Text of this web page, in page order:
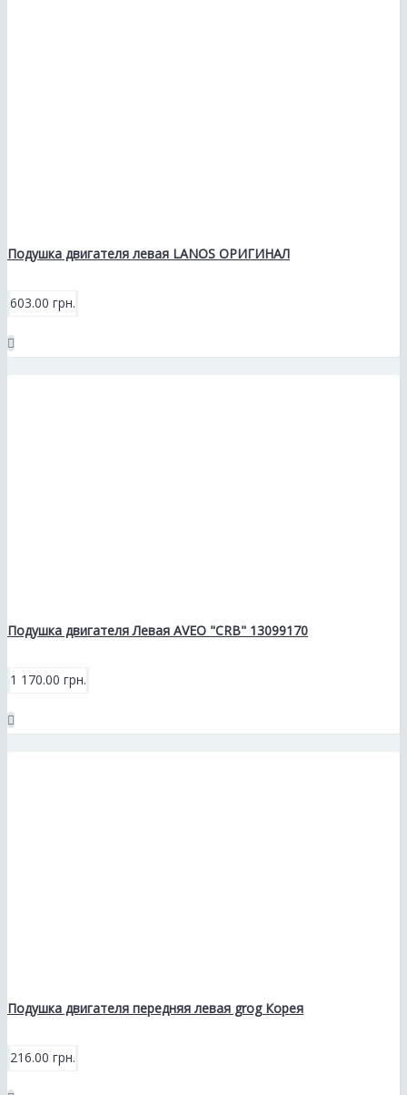
Подушка двигателя левая LANOS ОРИГИНАЛ
603.00 грн.
Подушка двигателя Левая AVEO "CRB" 13099170
1 170.00 грн.
Подушка двигателя передняя левая grog Корея
216.00 грн.